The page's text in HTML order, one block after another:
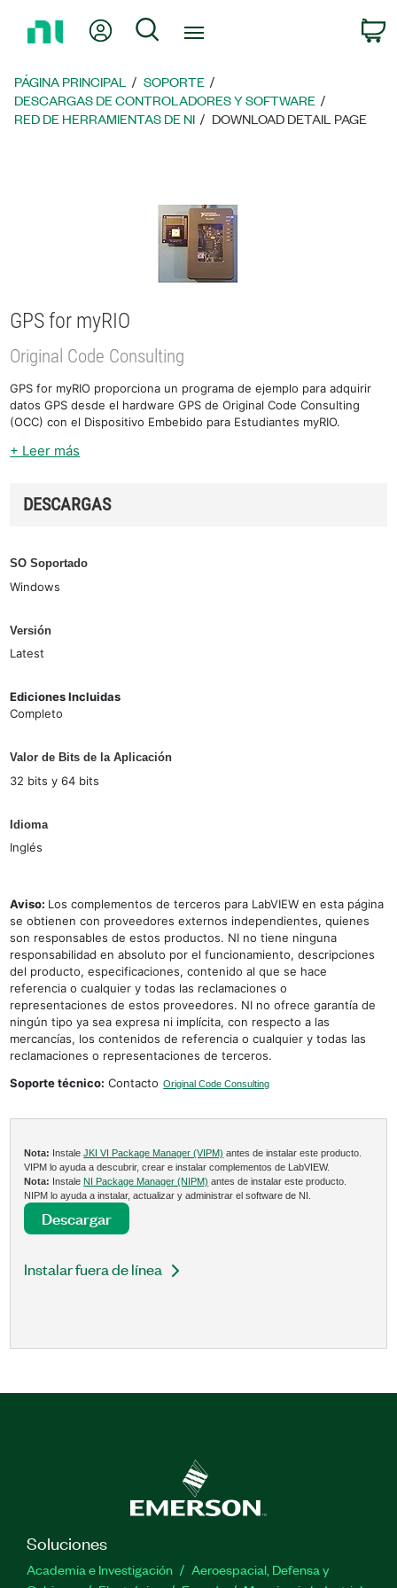
página
principal
Mi cuentaBúsqueda
PÁGINA PRINCIPAL
SOPORTE
DESCARGAS DE CONTROLADORES Y SOFTWARE
RED DE HERRAMIENTAS DE NI
DOWNLOAD DETAIL PAGE
GPS for myRIO
Original Code Consulting
GPS for myRIO proporciona un programa de ejemplo para adquirir
datos GPS desde el hardware GPS de Original Code Consulting
(OCC) con el Dispositivo Embebido para Estudiantes myRIO.
+ Leer más
DESCARGAS
SO Soportado
Windows
Versión
Latest
Ediciones Incluidas
Completo
Valor de Bits de la Aplicación
32 bits y 64 bits
Idioma
Inglés
Aviso: Los complementos de terceros para LabVIEW en esta página
se obtienen con proveedores externos independientes, quienes
son responsables de estos productos. NI no tiene ninguna
responsabilidad en absoluto por el funcionamiento, descripciones
del producto, especificaciones, contenido al que se hace
referencia o cualquier y todas las reclamaciones o
representaciones de estos proveedores. NI no ofrece garantía de
ningún tipo ya sea expresa ni implícita, con respecto a las
mercancías, los contenidos de referencia o cualquier y todas las
reclamaciones o representaciones de terceros.
Soporte técnico: Contacto Original Code Consulting
Nota: InstaleJKI VI Package Manager (VIPM) antes de instalar este producto.
VIPM lo ayuda a descubrir, crear e instalar complementos de LabVIEW.
Nota: Instale NI Package Manager (NIPM) antes de instalar este producto.
NIPM lo ayuda a instalar, actualizar y administrar el software de NI.
Descargar
Instalar fuera de línea
Soluciones
Academia e Investigación
Aeroespacial, Defensa y